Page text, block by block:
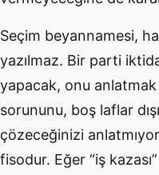
Seçim beyannamesi,
yazılmaz. Bir parti
yapacak, onu anlatmak
sorununu, boş laflar
çözeceğinizi
fisodur. Eğer “iş